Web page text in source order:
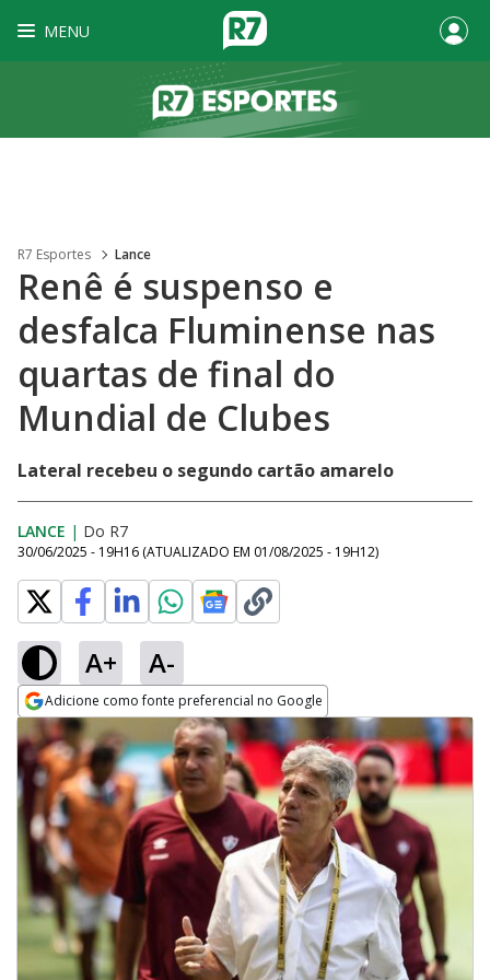
MENU
R7 Esportes Lance
Renê é suspenso e
desfalca Fluminense nas
quartas de final do
Mundial de Clubes
Lateral recebeu o segundo cartão amarelo
LANCE | Do R7
30/06/2025 - 19H16 (ATUALIZADO EM 01/08/2025 - 19H12)
A+ A-
Adicione como fonte preferencial no Google
Opens in new window